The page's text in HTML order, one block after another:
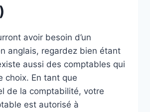
avoir besoin d’un
anglais, regardez bien étant
aussi des comptables qui
choix. En tant que
de la comptabilité, votre
est autorisé à